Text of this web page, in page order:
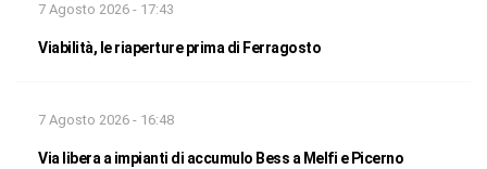
7 Agosto 2026 - 17:43
Viabilità, le riaperture prima di Ferragosto
7 Agosto 2026 - 16:48
Via libera a impianti di accumulo Bess a Melfi e Picerno